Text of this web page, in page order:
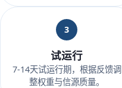
3
试运行
7-14天试运行期，根据反馈调
整权重与信源质量。